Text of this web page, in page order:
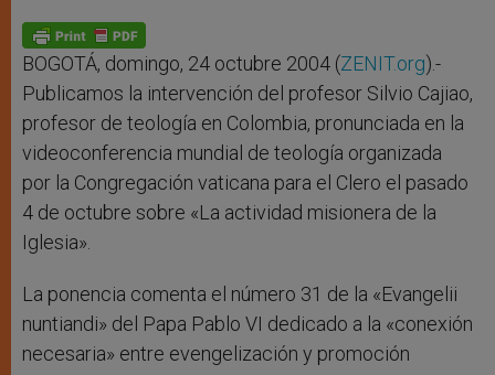
p
p
g
e
o
k
BOGOTÁ, domingo, 24 octubre 2004 (ZENIT.org).-
Publicamos la intervención del profesor Silvio Cajiao,
profesor de teología en Colombia, pronunciada en la
videoconferencia mundial de teología organizada
por la Congregación vaticana para el Clero el pasado
4 de octubre sobre «La actividad misionera de la
Iglesia».
La ponencia comenta el número 31 de la «Evangelii
nuntiandi» del Papa Pablo VI dedicado a la «conexión
necesaria» entre evengelización y promoción